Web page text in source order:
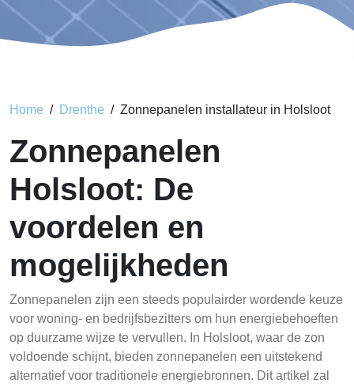
Home Drenthe Zonnepanelen installateur in Holsloot
Zonnepanelen
Holsloot: De
voordelen en
mogelijkheden
Zonnepanelen zijn een steeds populairder wordende keuze
voor woning- en bedrijfsbezitters om hun energiebehoeften
op duurzame wijze te vervullen. In Holsloot, waar de zon
voldoende schijnt, bieden zonnepanelen een uitstekend
alternatief voor traditionele energiebronnen. Dit artikel zal